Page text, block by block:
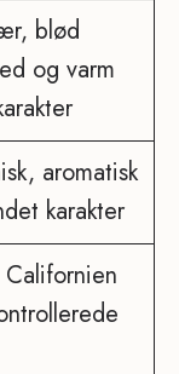
blød
og varm
aromatisk
karakter